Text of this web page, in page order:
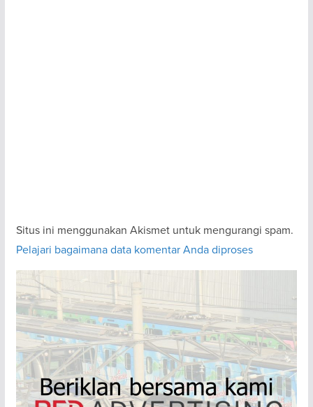
Situs ini menggunakan Akismet untuk mengurangi spam.
Pelajari bagaimana data komentar Anda diproses